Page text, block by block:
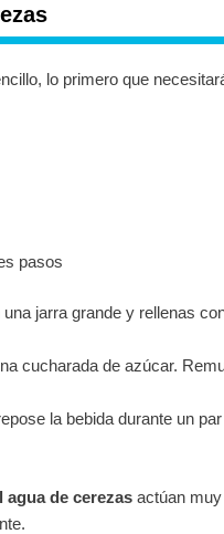
lo primero que
pasos
jarra grande y rellenas
cucharada de azúcar.
la bebida durante un
de cerezasactúan muy